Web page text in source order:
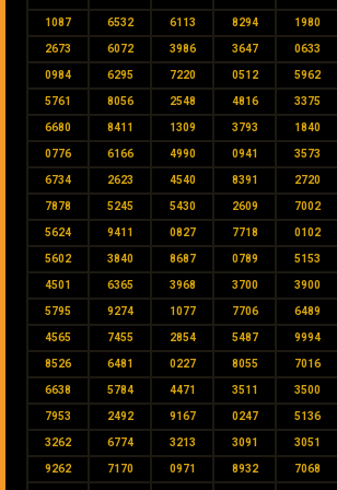
1087 6532 6113 8294 1980
2673 6072 3986 3647 0633
0984 6295 7220 0512 5962
5761 8056 2548 4816 3375
6680 8411 1309 3793 1840
0776 6166 4990 0941 3573
6734 2623 4540 8391 2720
7878 5245 5430 2609 7002
5624 9411 0827 7718 0102
5602 3840 8687 0789 5153
4501 6365 3968 3700 3900
5795 9274 1077 7706 6489
4565 7455 2854 5487 9994
8526 6481 0227 8055 7016
6638 5784 4471 3511 3500
7953 2492 9167 0247 5136
3262 6774 3213 3091 3051
9262 7170 0971 8932 7068